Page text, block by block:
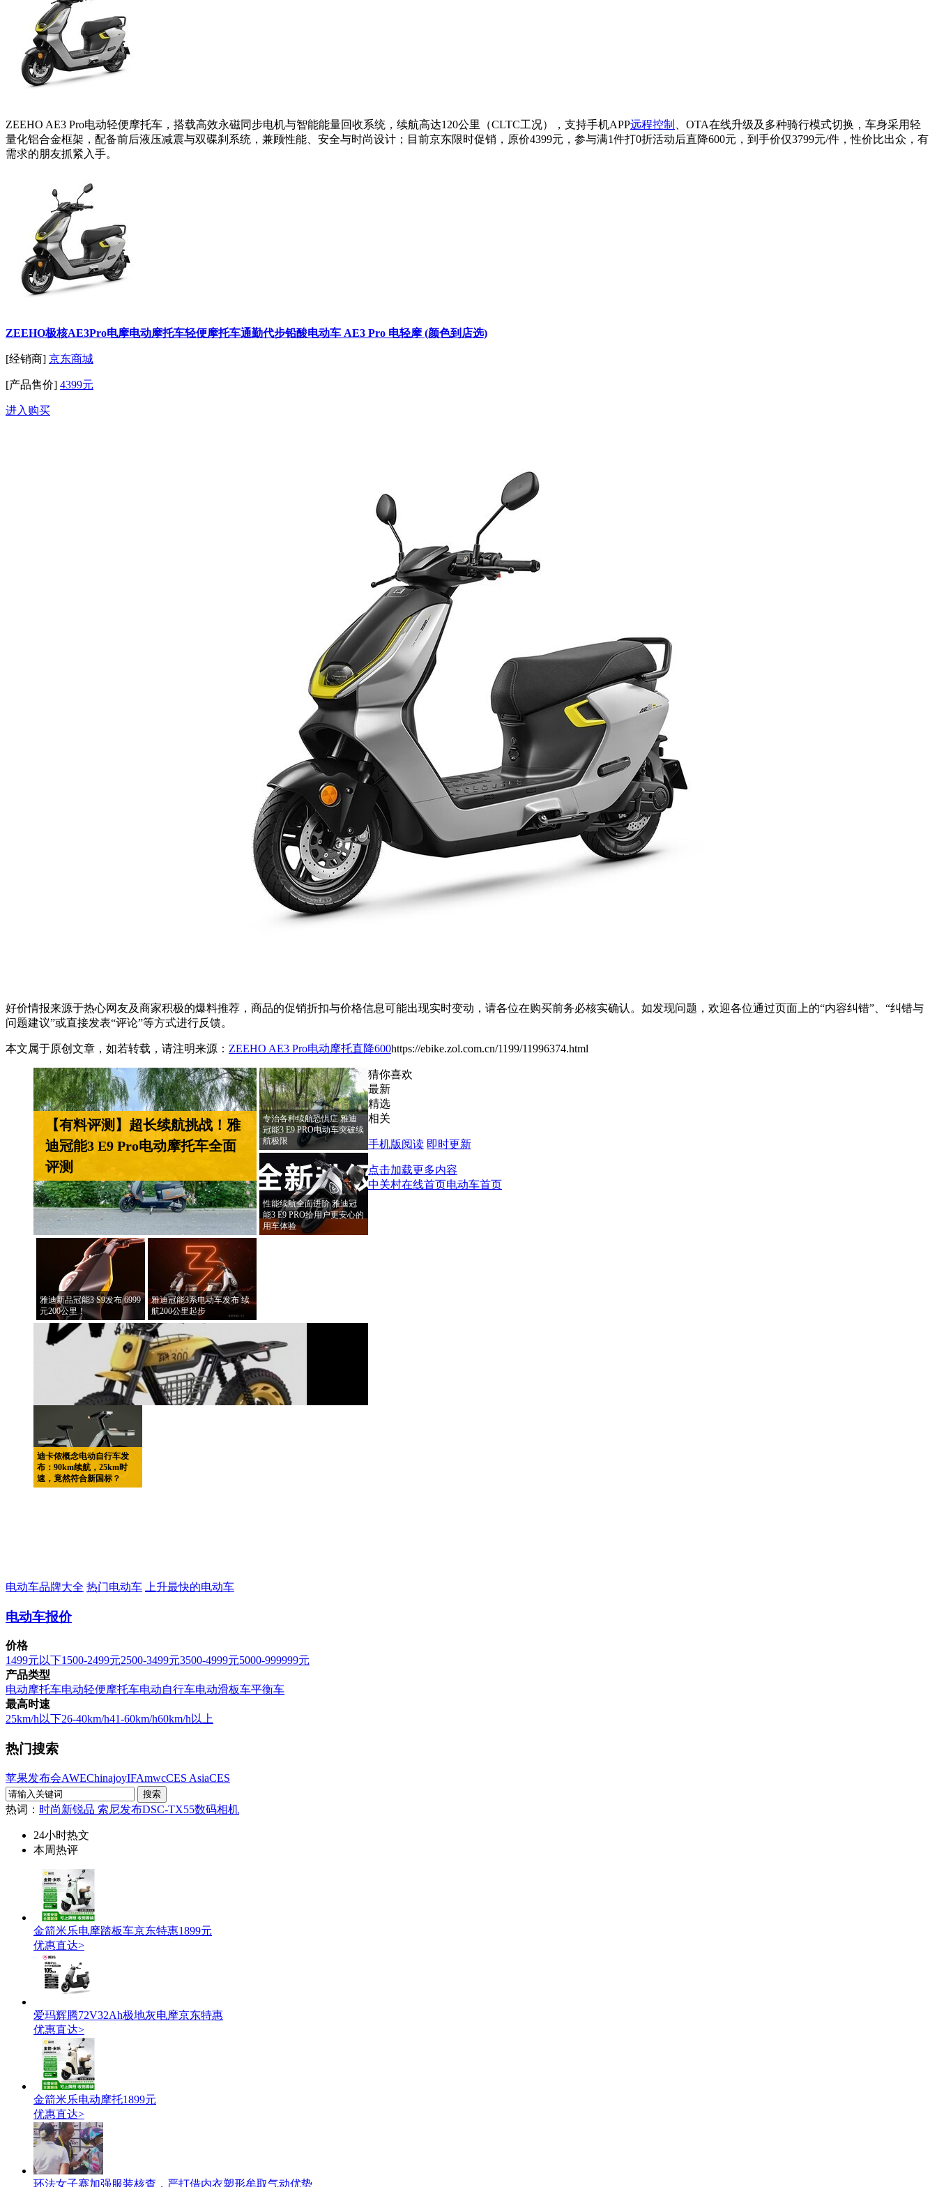
ZEEHO AE3 Pro电动轻便摩托车，搭载高效永磁同步电机与智能能量回收系统，续航高达120公里（CLTC工况），支持手机APP远程控制
、OTA在线升级及多种骑行模式切换，车身采用轻
量化铝合金框架，配备前后液压减震与双碟刹系统，兼顾性能、安全与时尚设计；目前京东限时促销，原价4399元，参与满1件打0折活动后直降600元，到手价仅3799元/件，性价比出众，有
需求的朋友抓紧入手。
ZEEHO极核AE3Pro电摩电动摩托车轻便摩托车通勤代步铅酸电动车 AE3 Pro 电轻摩 (颜色到店选)
[经销商] 京东商城
[产品售价] 4399元
进入购买
好价情报来源于热心网友及商家积极的爆料推荐，商品的促销折扣与价格信息可能出现实时变动，请各位在购买前务必核实确认。如发现问题，欢迎各位通过页面上的“内容纠错”、“纠错与
问题建议”或直接发表“评论”等方式进行反馈。
本文属于原创文章，如若转载，请注明来源： ZEEHO AE3 Pro电动摩托直降600https://ebike.zol.com.cn/1199/11996374.html
【有料评测】超长续航挑战！雅
迪冠能3 E9 Pro电动摩托车全面
评测
专治各种续航恐惧症 雅迪
冠能3 E9 PRO电动车突破续
航极限
性能续航全面进阶 雅迪冠
能3 E9 PRO给用户更安心的
用车体验
雅迪新品冠能3 S9发布 6999
元200公里！
雅迪冠能3系电动车发布 续
航200公里起步
迪卡侬概念电动自行车发
布：90km续航，25km时
速，竟然符合新国标？
猜你喜欢
最新
精选
相关
手机版阅读 即时更新
点击加载更多内容
中关村在线首页电动车首页
电动车品牌大全 热门电动车 上升最快的电动车
电动车报价
价格
1499元以下1500-2499元2500-3499元3500-4999元5000-999999元
产品类型
电动摩托车电动轻便摩托车电动自行车电动滑板车平衡车
最高时速
25km/h以下26-40km/h41-60km/h60km/h以上
热门搜索
苹果发布会AWEChinajoyIFAmwcCES AsiaCES
热词： 时尚新锐品 索尼发布DSC-TX55数码相机
24小时热文
本周热评
金箭米乐电摩踏板车京东特惠1899元
优惠直达>
爱玛辉腾72V32Ah极地灰电摩京东特惠
优惠直达>
金箭米乐电动摩托1899元
优惠直达>
环法女子赛加强服装核查，严打借内衣塑形牟取气动优势